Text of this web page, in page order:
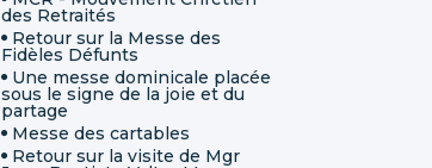
des Retraités
Retour sur la Messe des
Fidèles Défunts
Une messe dominicale placée
sous le signe de la joie et du
partage
Messe des cartables
Retour sur la visite de Mgr